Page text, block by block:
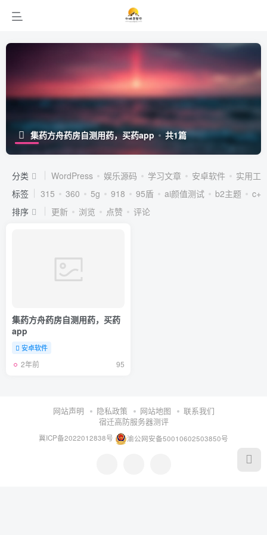
集药方舟药房自测用药，买药app 共1篇
分类 WordPress 娱乐源码 学习文章 安卓软件
实用工
标签
315 360 5g 918 95盾 ai颜值测试 b2主题
c++
排序
更新 浏览 点赞 评论
集药方舟药房自测用药，买药
app
安卓软件
2年前 95
网站声明 隐私政策 网站地图
联系我们
宿迁高防服务器测评
冀ICP备2022012838号 渝公网安备50010602503850号